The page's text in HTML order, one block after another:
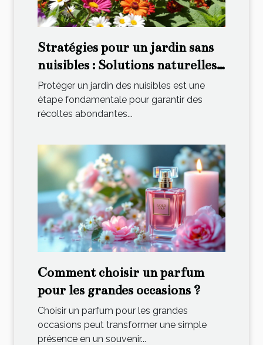
Stratégies pour un jardin sans
nuisibles : Solutions naturelles
et pratiques
Protéger un jardin des nuisibles est une
étape fondamentale pour garantir des
récoltes abondantes...
Comment choisir un parfum
pour les grandes occasions ?
Choisir un parfum pour les grandes
occasions peut transformer une simple
présence en un souvenir...